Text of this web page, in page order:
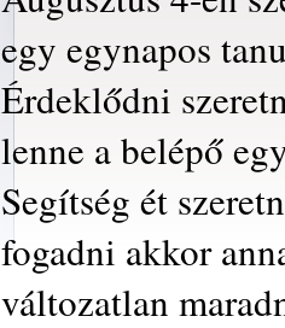
egy egynapos
Érdeklődni
lenne a belépő
Segítség ét
fogadni akkor
változatlan